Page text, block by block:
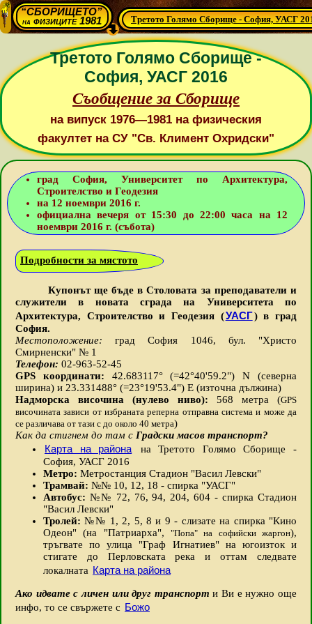
“СБОРИЩЕТО”
нафизиците 1981 Третото Голямо Сборище - София, УАСГ
Третото Голямо Сборище -
София, УАСГ 2016
Съобщение за Сборище
на випуск 1976—1981 на физическия
факултет на СУ "Св. Климент Охридски"
град София, Университет по Архитектура,
Строителство и Геодезия
на 12 ноември 2016 г.
официална вечеря от 15:30 до 22:00 часа на 12
ноември 2016 г. (събота)
Подробности за мястото
Купонът ще бъде в Столовата за преподаватели и
служители в новата сграда на Университета по
Архитектура, Строителство и Геодезия (УАСГ) в град
София.
Местоположение: град София 1046, бул. "Христо
Смирненски" № 1
Телефон: 02-963-52-45
GPS координати: 42.683117° (=42°40'59.2") N (северна
ширина) и 23.331488° (=23°19'53.4") E (източна дължина)
Надморска височина (нулево ниво): 568 метра (GPS
височината зависи от избраната реперна отправна система и може да
се различава от тази с до около 40 метра)
Как да стигнем до там с Градски масов транспорт?
Карта на района
на Третото Голямо Сборище -
София, УАСГ 2016
Метро: Метростанция Стадион "Васил Левски"
Трамвай: №№ 10, 12, 18 - спирка "УАСГ"
Автобус: №№ 72, 76, 94, 204, 604 - спирка Стадион
"Васил Левски"
Тролей: №№ 1, 2, 5, 8 и 9 - слизате на спирка "Кино
Одеон" (на "Патриарха", "Попа" на софийски жаргон),
тръгвате по улица "Граф Игнатиев" на югоизток и
стигате до Перловската река и оттам следвате
локалната Карта на района
Ако идвате с личен или друг транспорт и Ви е нужно още
инфо, то се свържете с Божо